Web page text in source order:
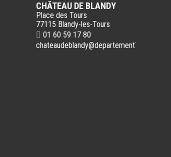
CHÂTEAU DE BLANDY
Place des Tours
77115 Blandy-les-Tours
01 60 59 17 80
chateaudeblandy@departement77.fr